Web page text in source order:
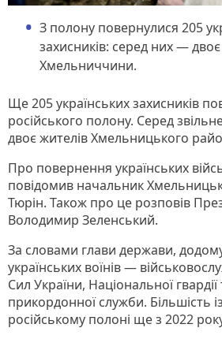
З полону повернулися 205
захисників: серед них — двоє
Хмельниччини.
Ще 205 українських захисників
російського полону. Серед
двоє жителів Хмельницького
Про повернення українських
повідомив начальник
Тюрін. Також про це розповів
Володимир Зеленський.
За словами глави держави,
українських воїнів —
Сил України, Національної
прикордонної служби. Більшість
російському полоні ще з 2022